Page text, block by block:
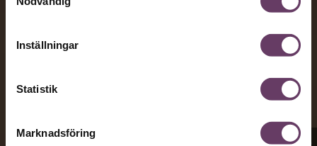
Inställningar
Statistik
MarknadsföringAppen Sinceerly imiterar vd:ars kortfattade språk.